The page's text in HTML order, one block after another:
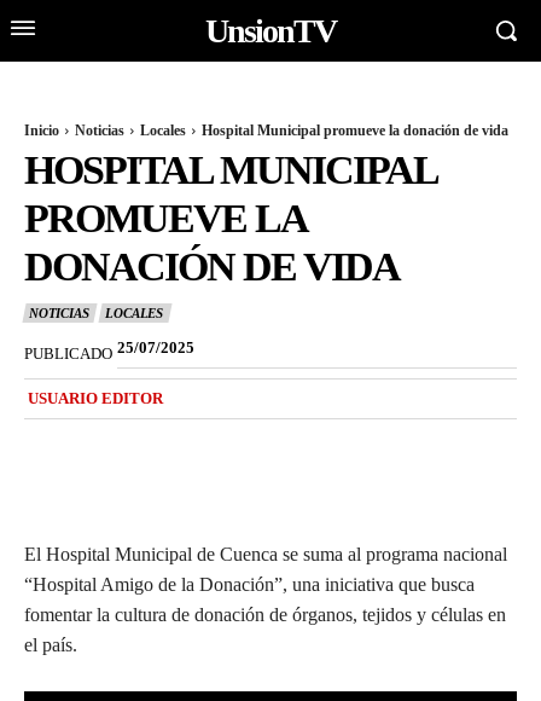
UnsionTV
Inicio Noticias Locales Hospital Municipal promueve la donación de vida
HOSPITAL MUNICIPAL
PROMUEVE LA
DONACIÓN DE VIDA
NOTICIAS LOCALES
PUBLICADO 25/07/2025
USUARIO EDITOR
El Hospital Municipal de Cuenca se suma al programa nacional
“Hospital Amigo de la Donación”, una iniciativa que busca
fomentar la cultura de donación de órganos, tejidos y células en
el país.